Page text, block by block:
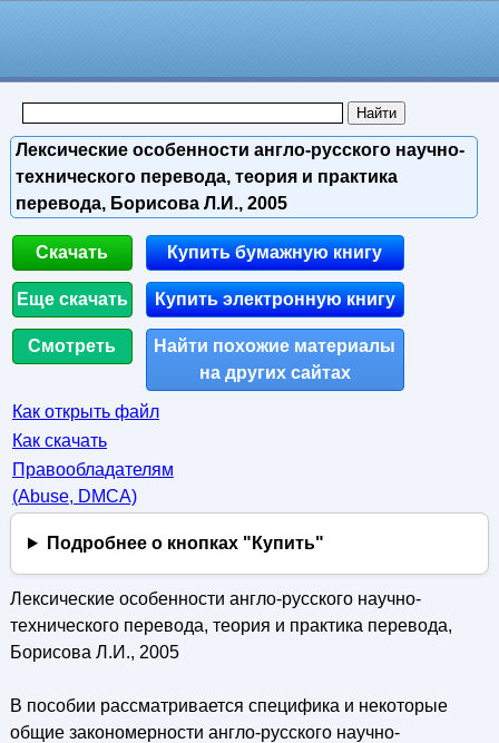
Лексические особенности англо-русского научно-
технического перевода, теория и практика
перевода, Борисова Л.И., 2005
Скачать
Еще скачать
Смотреть
Купить бумажную книгу
Купить электронную книгу
Найти похожие материалы
на других сайтах
Как открыть файл
Как скачать
Правообладателям
(Abuse, DMСA)
Подробнее о кнопках "Купить"
Лексические особенности англо-русского научно-
технического перевода, теория и практика перевода,
Борисова Л.И., 2005
В пособии рассматривается специфика и некоторые
общие закономерности англо-русского научно-